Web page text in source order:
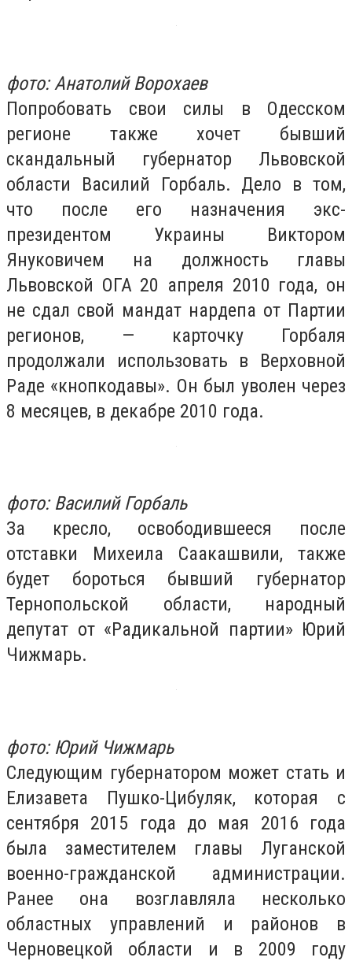
фото: Анатолий Ворохаев
Попробовать свои силы в Одесском
регионе также хочет бывший
скандальный губернатор Львовской
области Василий Горбаль. Дело в том,
что после его назначения экс-
президентом Украины Виктором
Януковичем на должность главы
Львовской ОГА 20 апреля 2010 года, он
не сдал свой мандат нардепа от Партии
регионов, — карточку Горбаля
продолжали использовать в Верховной
Раде «кнопкодавы». Он был уволен через
8 месяцев, в декабре 2010 года.
фото: Василий Горбаль
За кресло, освободившееся после
отставки Михеила Саакашвили, также
будет бороться бывший губернатор
Тернопольской области, народный
депутат от «Радикальной партии» Юрий
Чижмарь.
фото: Юрий Чижмарь
Следующим губернатором может стать и
Елизавета Пушко-Цибуляк, которая с
сентября 2015 года до мая 2016 года
была заместителем главы Луганской
военно-гражданской администрации.
Ранее она возглавляла несколько
областных управлений и районов в
Черновецкой области и в 2009 году